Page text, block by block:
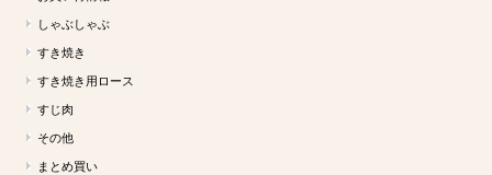
しゃぶしゃぶ
すき焼き
すき焼き用ロース
すじ肉
その他
まとめ買い